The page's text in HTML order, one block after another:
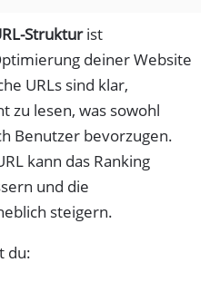
Strukturist
deiner Website
URLs sind klar,
zu lesen, was sowohl
Benutzer bevorzugen.
kann das Ranking
und die
steigern.
du: